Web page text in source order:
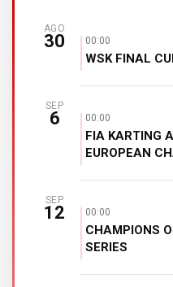
AGO
30 00:00
WSK FINAL
SEP
6 00:00
FIA KARTING
EUROPEAN
SEP
12 00:00
CHAMPIONS
SERIES